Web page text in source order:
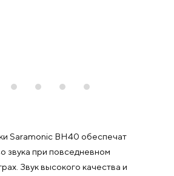
Saramonic BH40 обеспечат
звука при повседневном
Звук высокого качества и